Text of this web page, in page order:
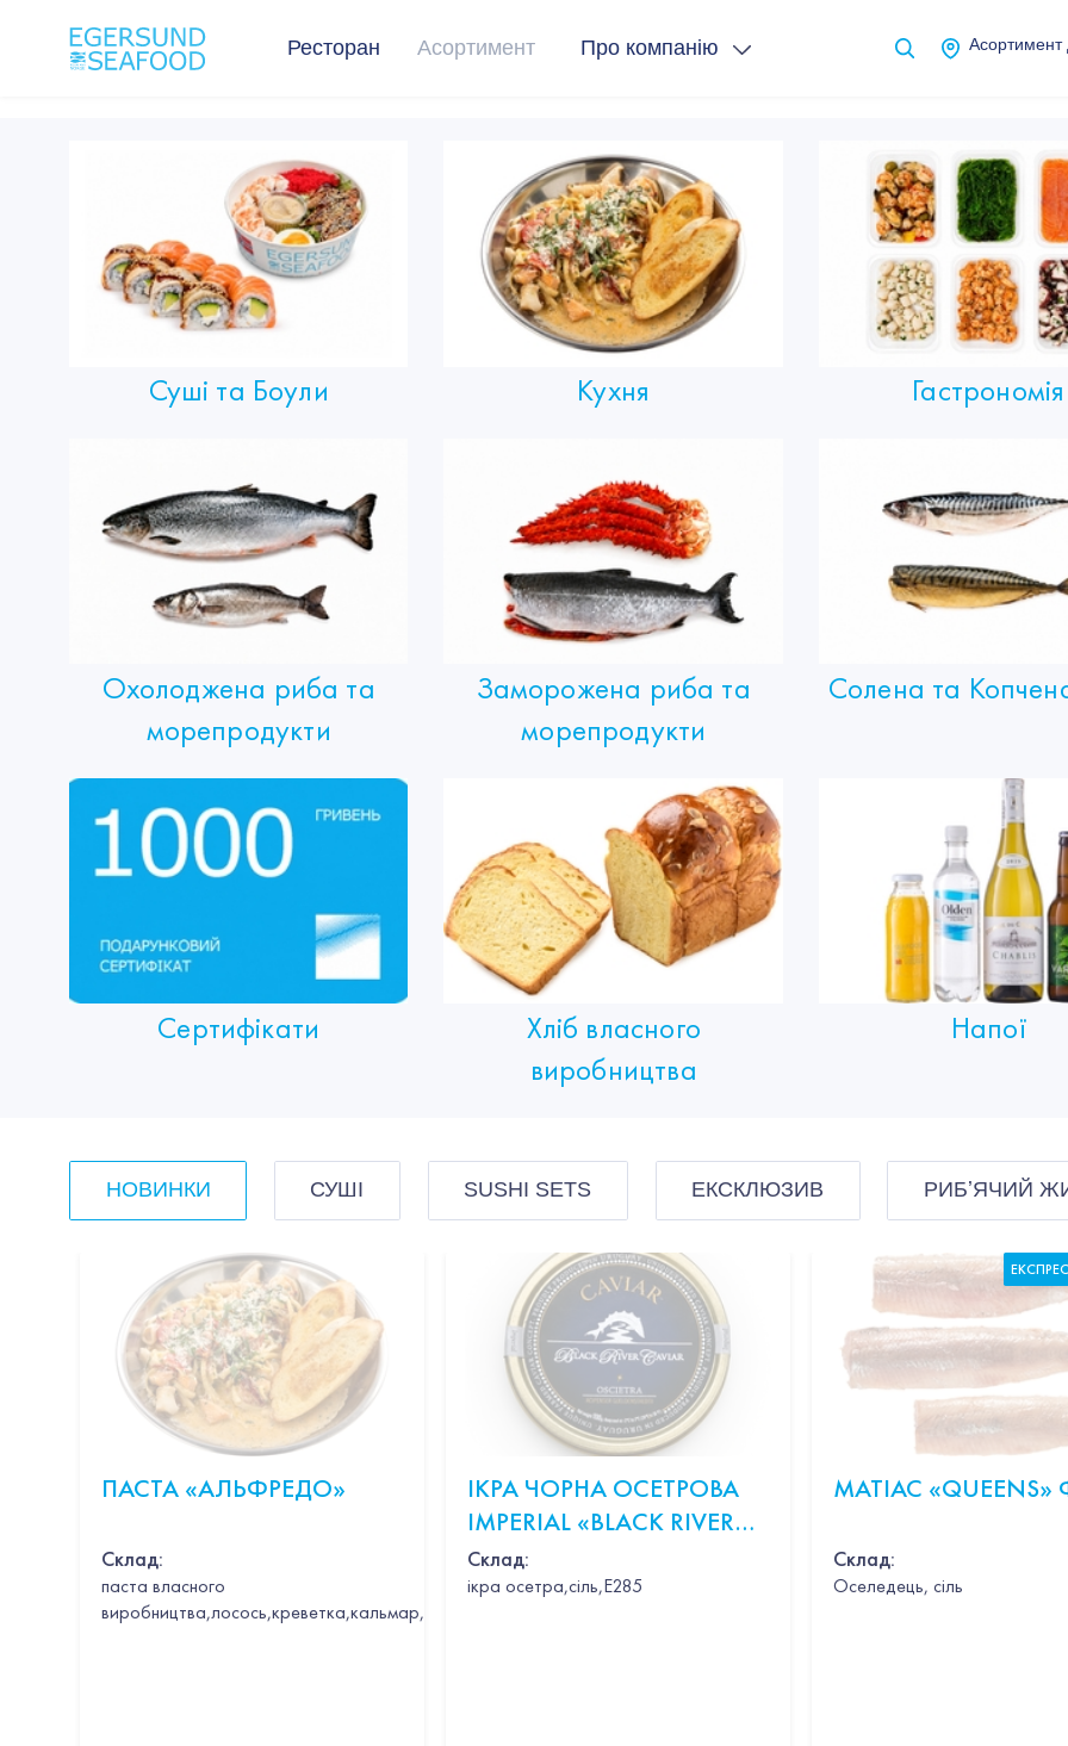
Ресторан Асортимент Про компанію Асортимент
Суші та Боули Кухня Гастрономія
Охолоджена риба та
морепродукти
Заморожена риба та
морепродукти
Солена та
Сертифікати
Хліб власного
виробництва
Напої
НОВИНКИ СУШІ SUSHI SETS ЕКСКЛЮЗИВ РИБʼЯЧИЙ
ПАСТА «АЛЬФРЕДО»
Склад:
паста власного
виробництва,лосось,креветка,кальмар,гребінець,часник,вино,петрушка,вершки,пармезан,базилік
ІКРА ЧОРНА ОСЕТРОВА
IMPERIAL «BLACK RIVER
CAVIAR OSCIETRA» 100Г
Склад:
ікра осетра,сіль,Е285
МАТІАС «QUEENS»
Склад:
Оселедець, сіль